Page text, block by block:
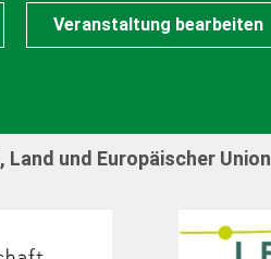
Veranstaltung bearbeiten
und Europäischer Union